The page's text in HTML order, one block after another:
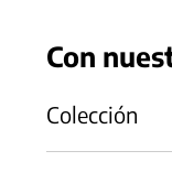
Con
Colección